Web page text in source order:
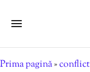
Prima pagină»conflict